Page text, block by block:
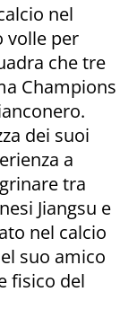
nel
volle per
che tre
Champions
dei suoi
a
tra
Jiangsu e
nel calcio
suo amico
fisico del